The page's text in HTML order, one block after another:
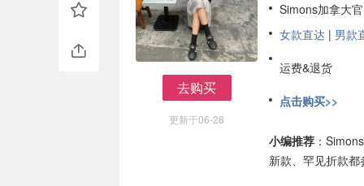
去购买
更新于06-28
Simons加拿大
女款直达 | 男款
运费&退货
点击购买>>
小编推荐 ：
新款、罕见折款